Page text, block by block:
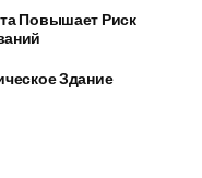
Повышает Риск
Здание